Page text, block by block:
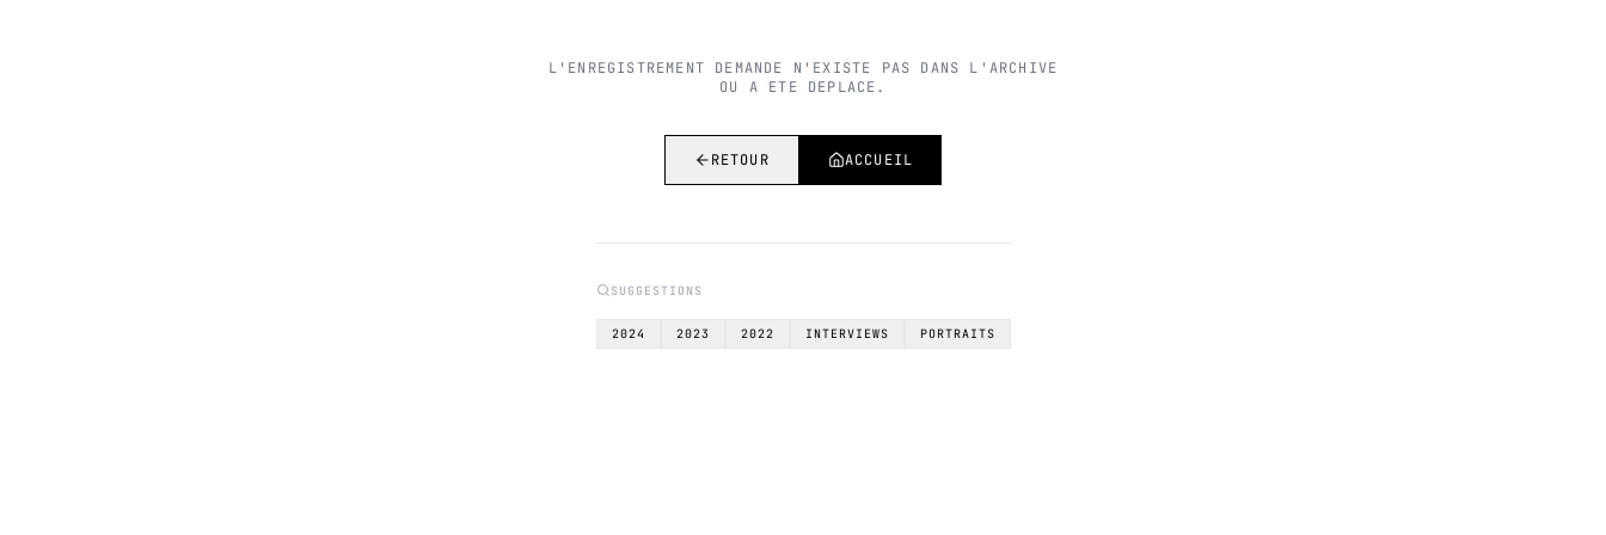
L'ENREGISTREMENT DEMANDE N'EXISTE PAS DANS L'ARCHIVE
OU A ETE DEPLACE.
RETOUR ACCUEIL
SUGGESTIONS
2024 2023 2022 INTERVIEWS PORTRAITS